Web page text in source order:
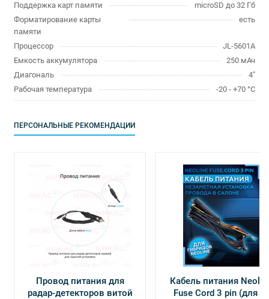
Поддержка карт памяти
microSD до 32 Гб
Форматирование карты
памяти
есть
Процессор
JL-5601A
Емкость аккумулятора
250 мАч
Диагональ
4"
Рабочая температура
-20 - +70 °C
ПЕРСОНАЛЬНЫЕ РЕКОМЕНДАЦИИ
Провод питания для
радар-детекторов витой
Кабель питания
Fuse Cord 3 pin (для Х-